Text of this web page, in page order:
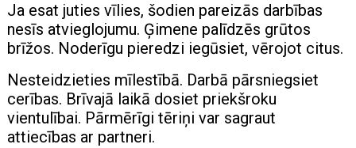
Ja esat juties vīlies, šodien pareizās darbības
nesīs atvieglojumu. Ģimene palīdzēs grūtos
brīžos. Noderīgu pieredzi iegūsiet, vērojot citus.
Nesteidzieties mīlestībā. Darbā pārsniegsiet
cerības. Brīvajā laikā dosiet priekšroku
vientulībai. Pārmērīgi tēriņi var sagraut
attiecības ar partneri.